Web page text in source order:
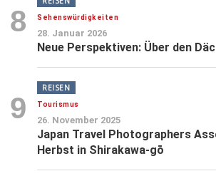
8 Sehenswürdigkeiten
28. Januar 2026
Neue Perspektiven: Über den
9
REISEN
Tourismus
26. November 2025
Japan Travel Photographers
Herbst in Shirakawa-gō